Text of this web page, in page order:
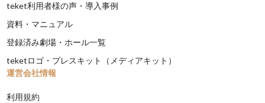
teket利用者様の声・導入事例
資料・マニュアル
登録済み劇場・ホール一覧
teketロゴ・プレスキット（メディアキット）
運営会社情報
利用規約